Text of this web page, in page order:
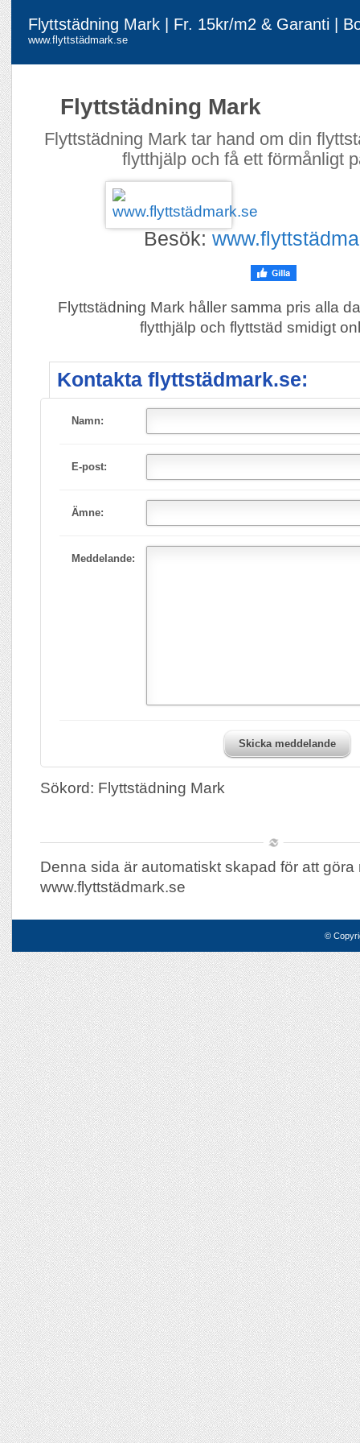
Flyttstädning Mark | Fr. 15kr/m2 & Garanti |
www.flyttstädmark.se
Flyttstädning Mark
Flyttstädning Mark tar hand om din
flytthjälp och få ett förmånligt
Besök:
Flyttstädning Mark håller samma pris alla
flytthjälp och flyttstäd smidigt
Kontakta flyttstädmark.se:
Namn:
E-post:
Ämne:
Meddelande:
Skicka meddelande
Sökord: Flyttstädning Mark
Denna sida är automatiskt skapad för att göra
www.flyttstädmark.se
©